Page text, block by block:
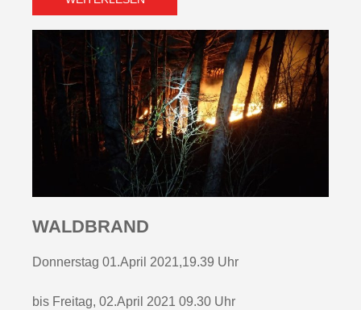
WALDBRAND
Donnerstag 01.April 2021,19.39 Uhr
bis Freitag, 02.April 2021 09.30 Uhr